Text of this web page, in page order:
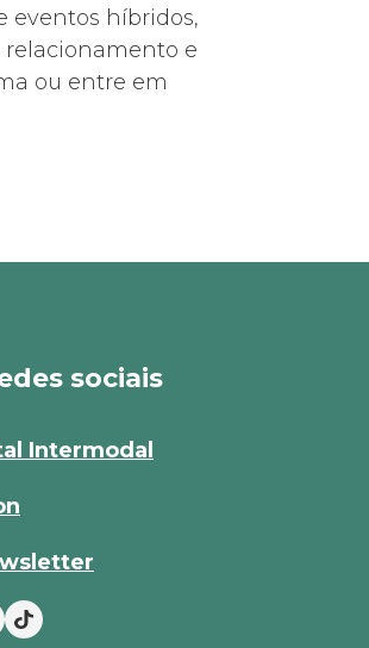
eventos híbridos,
e
ou entre em
sociais
Intermodal